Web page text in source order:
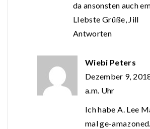
da ansonsten auch
LIebste Grüße, Jill
Antworten
Wiebi Peters
Dezember 9,
a.m. Uhr
Ich habe A. Lee
mal ge-